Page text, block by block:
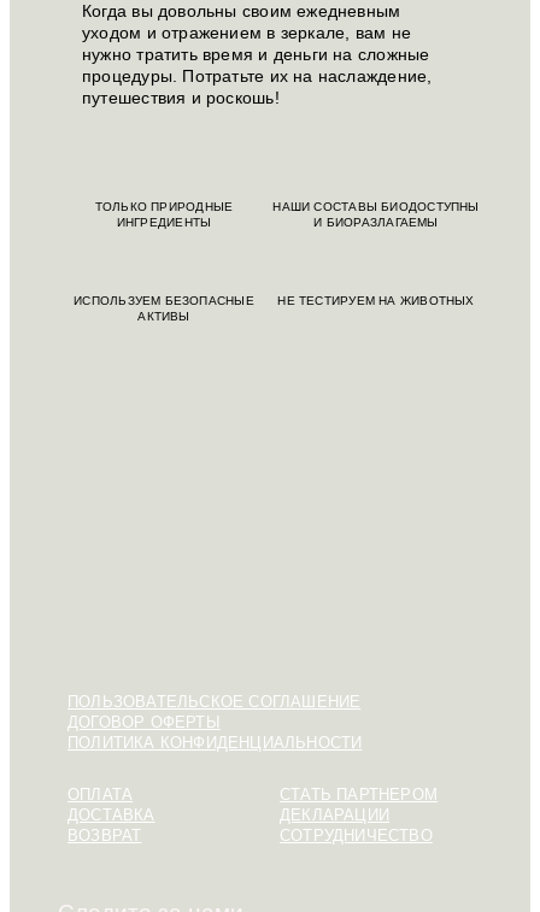
Когда вы довольны своим ежедневным
уходом и отражением в зеркале, вам не
нужно тратить время и деньги на сложные
процедуры. Потратьте их на наслаждение,
путешествия и роскошь!
ТОЛЬКО ПРИРОДНЫЕ
ИНГРЕДИЕНТЫ
НАШИ СОСТАВЫ БИОДОСТУПНЫ
И БИОРАЗЛАГАЕМЫ
ИСПОЛЬЗУЕМ БЕЗОПАСНЫЕ
АКТИВЫ
НЕ ТЕСТИРУЕМ НА ЖИВОТНЫХ
ПОЛЬЗОВАТЕЛЬСКОЕ СОГЛАШЕНИЕ
ДОГОВОР ОФЕРТЫ
ПОЛИТИКА КОНФИДЕНЦИАЛЬНОСТИ
ОПЛАТА
ДОСТАВКА
ВОЗВРАТ
СТАТЬ ПАРТНЕРОМ
ДЕКЛАРАЦИИ
СОТРУДНИЧЕСТВО